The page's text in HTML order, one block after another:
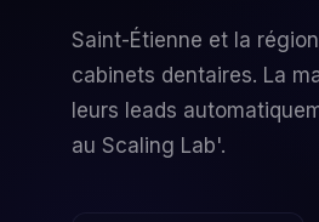
Saint-Étienne et la
cabinets dentaires. La
leurs leads
au Scaling Lab'.